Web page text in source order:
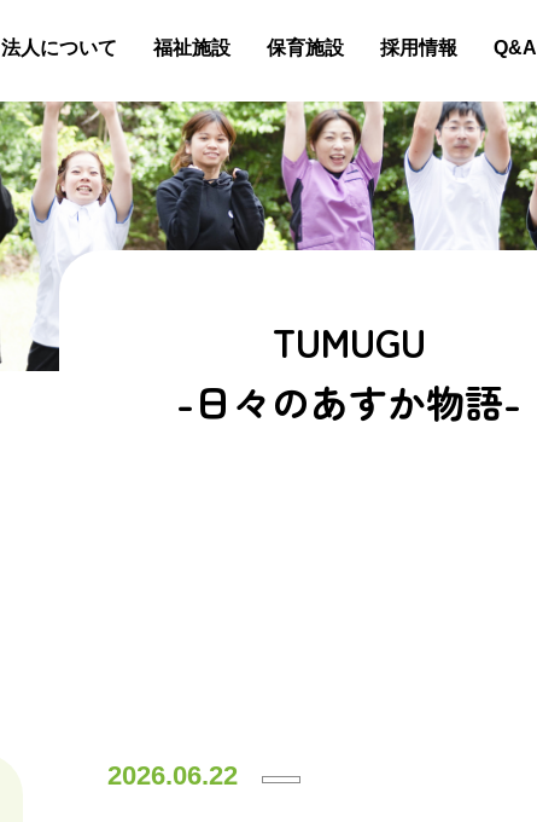
法人について 福祉施設 保育施設 採用情報 Q&A
TUMUGU
-日々のあすか物語-
2026.06.22